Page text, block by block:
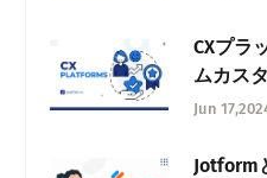
CXプラ
ムカス
スを促
ップ13
Jun
Jotform